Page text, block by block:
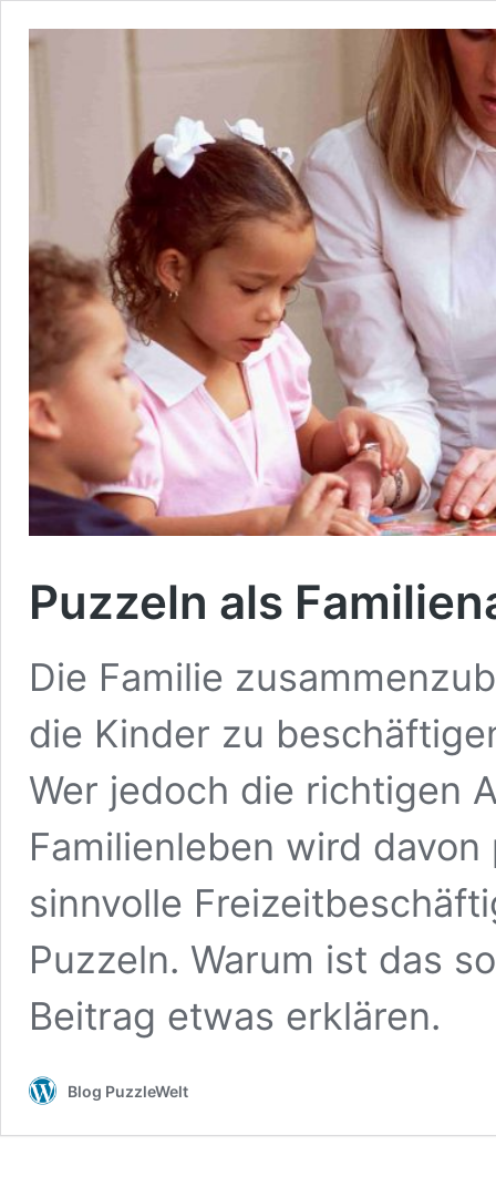
Puzzeln als
Die Familie
die Kinder zu
Wer jedoch die richtigen
Familienleben wird
sinnvolle
Puzzeln. Warum ist das
Beitrag etwas erklären.
Blog PuzzleWelt